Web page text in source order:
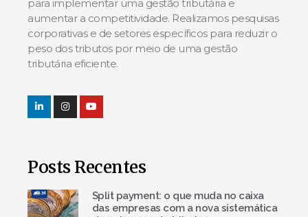
para implementar uma gestão tributária e
aumentar a competitividade. Realizamos pesquisas
corporativas e de setores específicos para reduzir o
peso dos tributos por meio de uma gestão
tributária eficiente.
Posts Recentes
Split payment: o que muda no caixa
das empresas com a nova sistemática